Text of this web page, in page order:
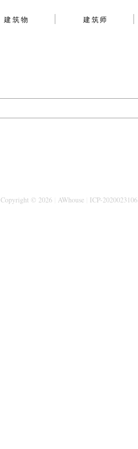
建筑物 建筑师
Copyright © 2026| AWhouse ICP-2020023106